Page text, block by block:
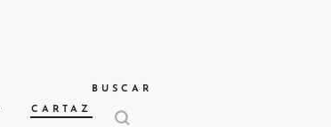
CARTAZ
BUSCAR